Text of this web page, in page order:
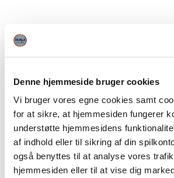
Denne hjemmeside bruger cookies
Vi bruger vores egne cookies samt
for at sikre, at hjemmesiden fungerer
understøtte hjemmesidens
af indhold eller til sikring af din
også benyttes til at analyse vores
hjemmesiden eller til at vise dig